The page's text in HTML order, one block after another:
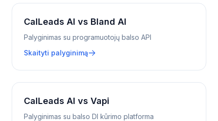
CalLeads AI vs Bland AI
Palyginimas su programuotojų balso API
Skaityti palyginimą
CalLeads AI vs Vapi
Palyginimas su balso DI kūrimo platforma